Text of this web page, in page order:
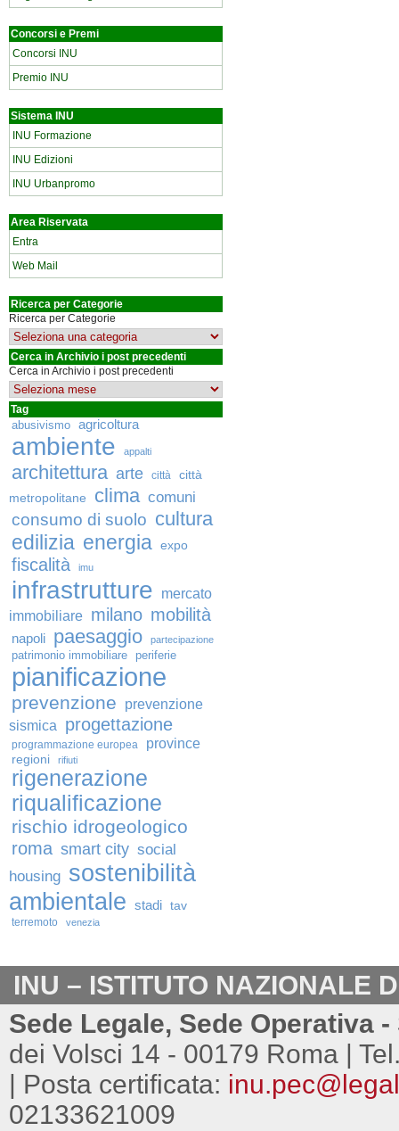
Concorsi e Premi
Concorsi INU
Premio INU
Sistema INU
INU Formazione
INU Edizioni
INU Urbanpromo
Area Riservata
Entra
Web Mail
Ricerca per Categorie
Ricerca per Categorie
Cerca in Archivio i post precedenti
Cerca in Archivio i post precedenti
Tag
abusivismo agricoltura
ambiente appalti
architettura arte città
città
metropolitane
clima comuni
consumo di suolo cultura
edilizia energia expo
fiscalità imu
infrastrutture
mercato
immobiliare milano mobilità
napoli paesaggio partecipazione
patrimonio immobiliare periferie
pianificazione
prevenzione
prevenzione
sismica
progettazione
programmazione europea province
regioni rifiuti
rigenerazione
riqualificazione
rischio idrogeologico
roma smart city social
housing sostenibilità
ambientale stadi tav
terremoto venezia
INU – ISTITUTO NAZIONALE
Sede Legale, Sede Operativa
dei Volsci 14 - 00179 Roma |
| Posta certificata:
02133621009